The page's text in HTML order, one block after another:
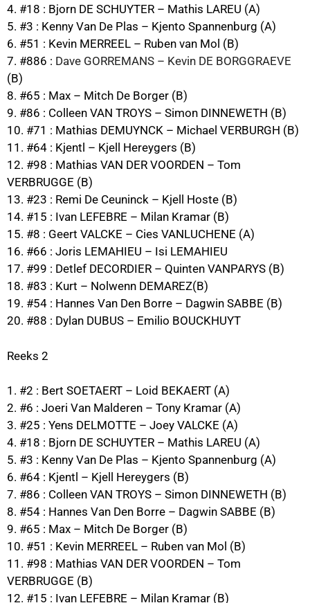
4. #18 : Bjorn DE SCHUYTER – Mathis LAREU (A)
5. #3 : Kenny Van De Plas – Kjento Spannenburg (A)
6. #51 : Kevin MERREEL – Ruben van Mol (B)
7. #886 : Dave GORREMANS – Kevin DE BORGGRAEVE
(B)
8. #65 : Max – Mitch De Borger (B)
9. #86 : Colleen VAN TROYS – Simon DINNEWETH (B)
10. #71 : Mathias DEMUYNCK – Michael VERBURGH (B)
11. #64 : Kjentl – Kjell Hereygers (B)
12. #98 : Mathias VAN DER VOORDEN – Tom
VERBRUGGE (B)
13. #23 : Remi De Ceuninck – Kjell Hoste (B)
14. #15 : Ivan LEFEBRE – Milan Kramar (B)
15. #8 : Geert VALCKE – Cies VANLUCHENE (A)
16. #66 : Joris LEMAHIEU – Isi LEMAHIEU
17. #99 : Detlef DECORDIER – Quinten VANPARYS (B)
18. #83 : Kurt – Nolwenn DEMAREZ(B)
19. #54 : Hannes Van Den Borre – Dagwin SABBE (B)
20. #88 : Dylan DUBUS – Emilio BOUCKHUYT
Reeks 2
1. #2 : Bert SOETAERT – Loid BEKAERT (A)
2. #6 : Joeri Van Malderen – Tony Kramar (A)
3. #25 : Yens DELMOTTE – Joey VALCKE (A)
4. #18 : Bjorn DE SCHUYTER – Mathis LAREU (A)
5. #3 : Kenny Van De Plas – Kjento Spannenburg (A)
6. #64 : Kjentl – Kjell Hereygers (B)
7. #86 : Colleen VAN TROYS – Simon DINNEWETH (B)
8. #54 : Hannes Van Den Borre – Dagwin SABBE (B)
9. #65 : Max – Mitch De Borger (B)
10. #51 : Kevin MERREEL – Ruben van Mol (B)
11. #98 : Mathias VAN DER VOORDEN – Tom
VERBRUGGE (B)
12. #15 : Ivan LEFEBRE – Milan Kramar (B)